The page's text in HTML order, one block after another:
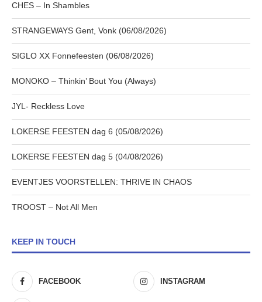
CHES – In Shambles
STRANGEWAYS Gent, Vonk (06/08/2026)
SIGLO XX Fonnefeesten (06/08/2026)
MONOKO – Thinkin’ Bout You (Always)
JYL- Reckless Love
LOKERSE FEESTEN dag 6 (05/08/2026)
LOKERSE FEESTEN dag 5 (04/08/2026)
EVENTJES VOORSTELLEN: THRIVE IN CHAOS
TROOST – Not All Men
KEEP IN TOUCH
FACEBOOK INSTAGRAM